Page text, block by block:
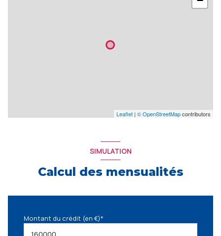
Leaflet | © OpenStreetMapcontributors
SIMULATION
Calcul des mensualités
Montant du crédit (en €)*